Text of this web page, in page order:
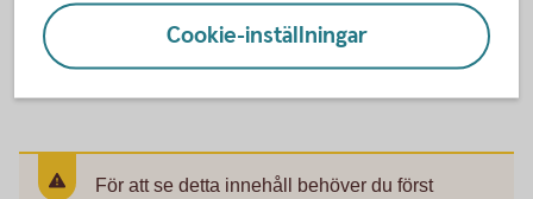
Snöskoterförsäkring
För att se detta innehåll behöver du först
Cookie-inställningar